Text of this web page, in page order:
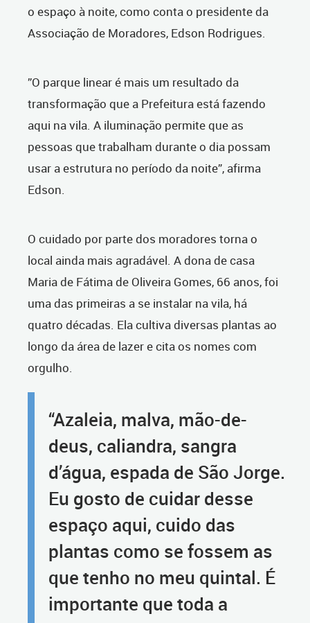
o espaço à noite, como conta o presidente da
Associação de Moradores, Edson Rodrigues.
”O parque linear é mais um resultado da
transformação que a Prefeitura está fazendo
aqui na vila. A iluminação permite que as
pessoas que trabalham durante o dia possam
usar a estrutura no período da noite”, afirma
Edson.
O cuidado por parte dos moradores torna o
local ainda mais agradável. A dona de casa
Maria de Fátima de Oliveira Gomes, 66 anos, foi
uma das primeiras a se instalar na vila, há
quatro décadas. Ela cultiva diversas plantas ao
longo da área de lazer e cita os nomes com
orgulho.
“Azaleia, malva, mão-de-
deus, caliandra, sangra
d’água, espada de São Jorge.
Eu gosto de cuidar desse
espaço aqui, cuido das
plantas como se fossem as
que tenho no meu quintal. É
importante que toda a